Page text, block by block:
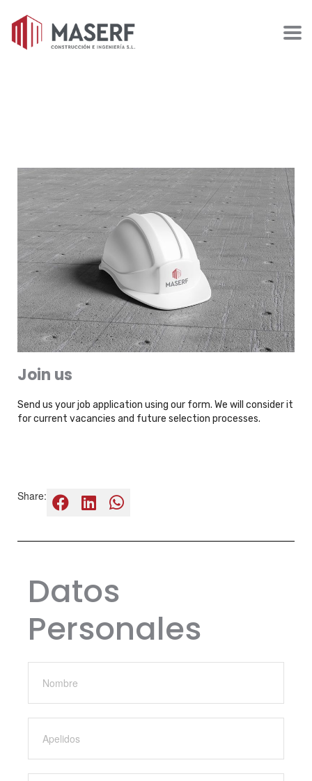
Join us
Send us your job application using our form. We will consider it
for current vacancies and future selection processes.
Share:
Datos
Personales